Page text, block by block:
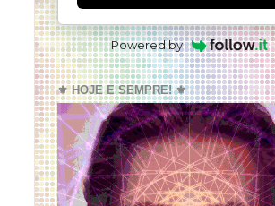
Powered by
⚜️ HOJE E SEMPRE! ⚜️